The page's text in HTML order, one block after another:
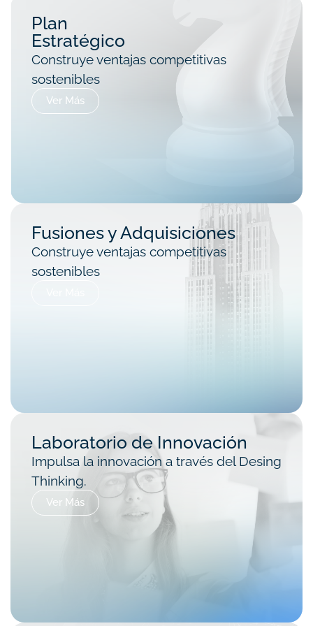
Plan
Estratégico
Construye ventajas competitivas
sostenibles
Ver Más
Fusiones y Adquisiciones
Construye ventajas competitivas
sostenibles
Laboratorio de Innovación
Impulsa la innovación a través del Desing
Thinking.
Ver Más